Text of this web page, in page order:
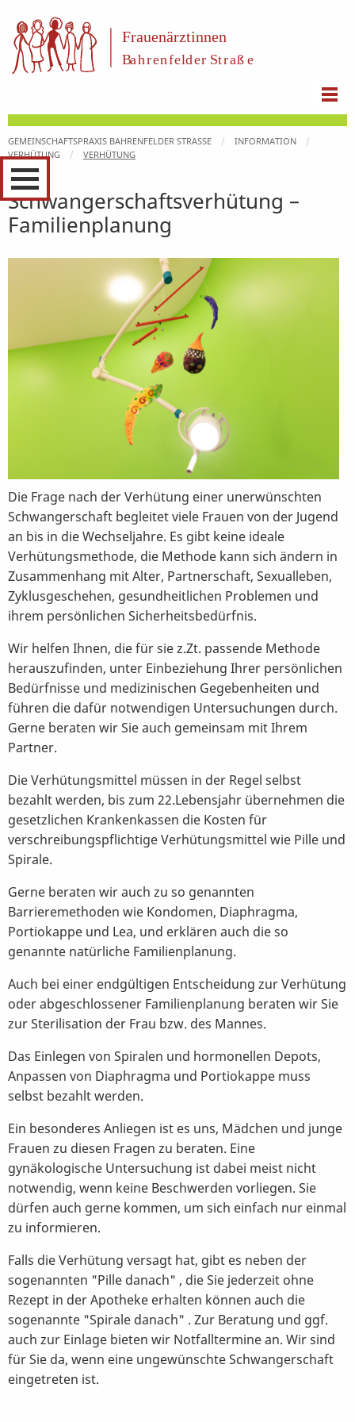
GEMEINSCHAFTSPRAXIS BAHRENFELDER STRASSE
INFORMATION
VERHÜTUNG
VERHÜTUNG
Schwangerschaftsverhütung –
Familienplanung
Die Frage nach der Verhütung einer unerwünschten
Schwangerschaft begleitet viele Frauen von der Jugend
an bis in die Wechseljahre. Es gibt keine ideale
Verhütungsmethode, die Methode kann sich ändern in
Zusammenhang mit Alter, Partnerschaft, Sexualleben,
Zyklusgeschehen, gesundheitlichen Problemen und
ihrem persönlichen Sicherheitsbedürfnis.
Wir helfen Ihnen, die für sie z.Zt. passende Methode
herauszufinden, unter Einbeziehung Ihrer persönlichen
Bedürfnisse und medizinischen Gegebenheiten und
führen die dafür notwendigen Untersuchungen durch.
Gerne beraten wir Sie auch gemeinsam mit Ihrem
Partner.
Die Verhütungsmittel müssen in der Regel selbst
bezahlt werden, bis zum 22.Lebensjahr übernehmen die
gesetzlichen Krankenkassen die Kosten für
verschreibungspflichtige Verhütungsmittel wie Pille und
Spirale.
Gerne beraten wir auch zu so genannten
Barrieremethoden wie Kondomen, Diaphragma,
Portiokappe und Lea, und erklären auch die so
genannte natürliche Familienplanung.
Auch bei einer endgültigen Entscheidung zur Verhütung
oder abgeschlossener Familienplanung beraten wir Sie
zur Sterilisation der Frau bzw. des Mannes.
Das Einlegen von Spiralen und hormonellen Depots,
Anpassen von Diaphragma und Portiokappe muss
selbst bezahlt werden.
Ein besonderes Anliegen ist es uns, Mädchen und junge
Frauen zu diesen Fragen zu beraten. Eine
gynäkologische Untersuchung ist dabei meist nicht
notwendig, wenn keine Beschwerden vorliegen. Sie
dürfen auch gerne kommen, um sich einfach nur einmal
zu informieren.
Falls die Verhütung versagt hat, gibt es neben der
sogenannten "Pille danach" , die Sie jederzeit ohne
Rezept in der Apotheke erhalten können auch die
sogenannte "Spirale danach" . Zur Beratung und ggf.
auch zur Einlage bieten wir Notfalltermine an. Wir sind
für Sie da, wenn eine ungewünschte Schwangerschaft
eingetreten ist.